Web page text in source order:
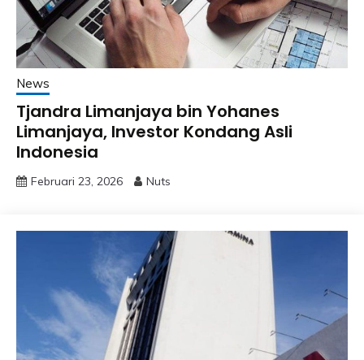
News
Tjandra Limanjaya bin Yohanes
Limanjaya, Investor Kondang Asli
Indonesia
Februari 23, 2026 Nuts